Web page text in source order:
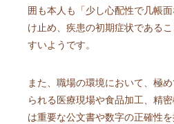
囲も本人も「少し心配性で几帳
け止め、疾患の初期症状である
すいようです。
また、職場の環境において、極
られる医療現場や食品加工、精
は重要な公文書や数字の正確性